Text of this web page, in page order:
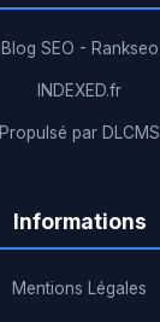
Blog SEO - Rankseo
INDEXED.fr
Propulsé par DLCMS
Informations
Mentions Légales